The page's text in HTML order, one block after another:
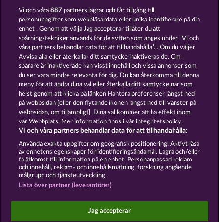
Duck Shooter King of the Jungle
Användarvillkor Sekretesspolicy Avtryck
Om Företaget FAQ Facebook Blogg
Skicka in en begäran om att ångra köpet
Sociala casinospel är endast avsedda för
underhållningsändamål och har absolut inget
Vi och våra887 partners lagrar och får tillgång till
personuppgifter som webbläsardata eller unika identifierare på din
enhet . Genom att välja Jag accepterar tillåter du att
spårningstekniker används för de syften som anges under ”Vi och
våra partners behandlar data för att tillhandahålla”. . Om du väljer
Avvisa alla eller återkallar ditt samtycke inaktiveras de. Om
spårare är inaktiverade kan visst innehåll och vissa annonser som
du ser vara mindre relevanta för dig. Du kan återkomma till denna
meny för att ändra dina val eller återkalla ditt samtycke när som
helst genom att klicka på länken Hantera preferenser längst ned
på webbsidan [eller den flytande ikonen längst ned till vänster på
webbsidan, om tillämpligt]. Dina val kommer att ha effekt inom
vår Webbplats. Mer information finns i vår integritetspolicy.
Vi och våra partners behandlar data för att tillhandahålla:
Använda exakta uppgifter om geografisk positionering. Aktivt läsa
av enhetens egenskaper för identifieringsändamål. Lagra och/eller
få åtkomst till information på en enhet. Personanpassad reklam
och innehåll, reklam- och innehållsmätning, forskning angående
målgrupp och tjänsteutveckling.
Lista över partner (leverantörer)
Jag accepterar